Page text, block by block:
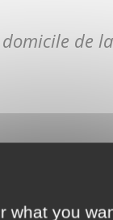
de
what you